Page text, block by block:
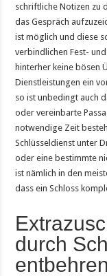
schriftliche Notizen zu
das Gespräch
ist möglich und diese
verbindlichen Fest-
hinterher keine bösen
Dienstleistungen ein
so ist unbedingt auch
oder vereinbarte
notwendige Zeit
Schlüsseldienst unter
oder eine bestimmte
ist nämlich in den
dass ein Schloss
durch